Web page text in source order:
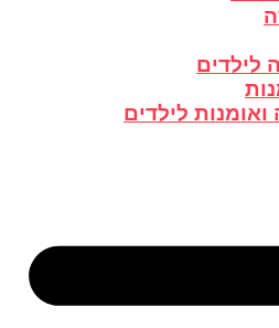
לילדים
לילדים